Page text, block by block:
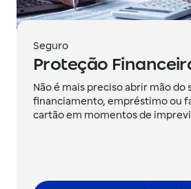
Seguro
Proteção
Não é mais preciso abrir mão do
financiamento, empréstimo ou
cartão em momentos de